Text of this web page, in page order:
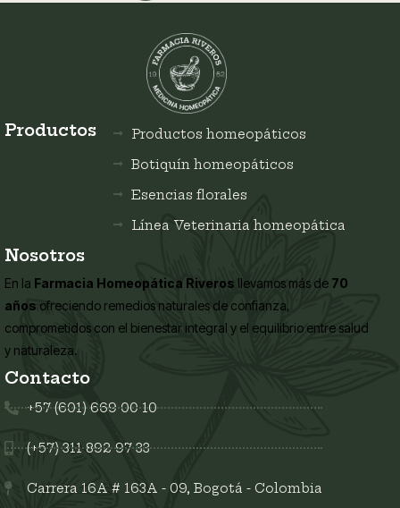
Productos
Productos homeopáticos
Botiquín homeopáticos
Esencias florales
Línea Veterinaria homeopática
Nosotros
En la Farmacia Homeopática Riveros llevamos más de 70
años ofreciendo remedios naturales de confianza,
comprometidos con el bienestar integral y el equilibrio entre salud
y naturaleza.
Contacto
+57 (601) 669 00 10
(+57) 311 892 97 33
Carrera 16A # 163A - 09, Bogotá - Colombia